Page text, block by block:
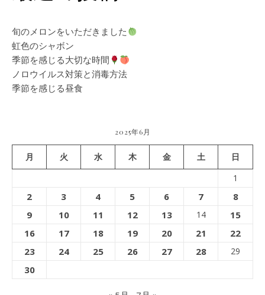
旬のメロンをいただきました
虹色のシャボン
季節を感じる大切な時間
ノロウイルス対策と消毒方法
季節を感じる昼食
2025年6月
月 火 水 木 金 土
日
1
2 3 4 5 6 7
8
9
10 11 12 13 14
15
16
17 18 19 20 21
22
23
24 25 26 27 28 29
30